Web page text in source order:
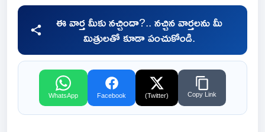
ఈ వార్త మీకు నచ్చిందా?.. నచ్చిన వార్తలను మీ
మిత్రులతో కూడా పంచుకోండి.
WhatsApp Facebook (Twitter) Copy Link